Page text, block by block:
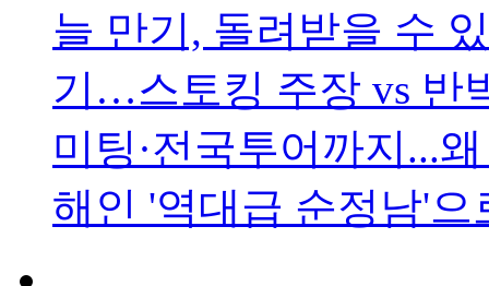
늘 만기, 돌려받을 수
기…스토킹 주장 vs 반
미팅·전국투어까지...
해인 '역대급 순정남'으